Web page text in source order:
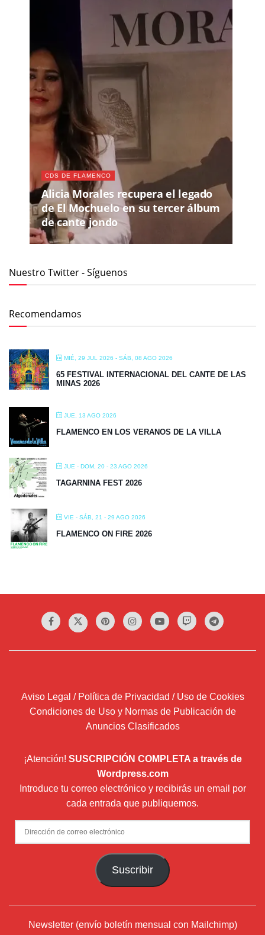
CDS DE FLAMENCO
Alicia Morales recupera el legado
de El Mochuelo en su tercer álbum
de cante jondo
Nuestro Twitter - Síguenos
Recomendamos
MIÉ, 29 JUL 2026 - SÁB, 08 AGO 2026
65 FESTIVAL INTERNACIONAL DEL CANTE DE LAS
MINAS 2026
JUE, 13 AGO 2026
FLAMENCO EN LOS VERANOS DE LA VILLA
JUE - DOM, 20 - 23 AGO 2026
TAGARNINA FEST 2026
VIE - SÁB, 21 - 29 AGO 2026
FLAMENCO ON FIRE 2026
Aviso Legal / Política de Privacidad / Uso de Cookies
Condiciones de Uso y Normas de Publicación de
Anuncios Clasificados
¡Atención! SUSCRIPCIÓN COMPLETA a través de
Wordpress.com
Introduce tu correo electrónico y recibirás un email por
cada entrada que publiquemos.
Dirección
de
Suscribir
Newsletter (envío boletín mensual con Mailchimp)